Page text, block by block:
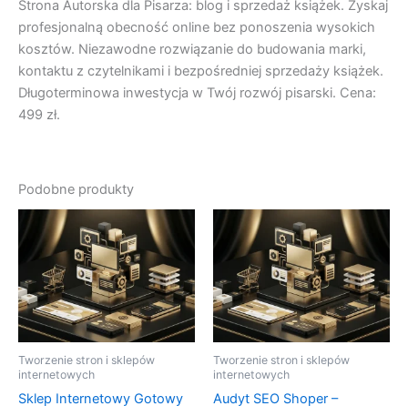
Strona Autorska dla Pisarza: blog i sprzedaż książek. Zyskaj
profesjonalną obecność online bez ponoszenia wysokich
kosztów. Niezawodne rozwiązanie do budowania marki,
kontaktu z czytelnikami i bezpośredniej sprzedaży książek.
Długoterminowa inwestycja w Twój rozwój pisarski. Cena:
499 zł.
Podobne produkty
Tworzenie stron i sklepów
internetowych
Sklep Internetowy Gotowy
Tworzenie stron i sklepów
internetowych
Audyt SEO Shoper –